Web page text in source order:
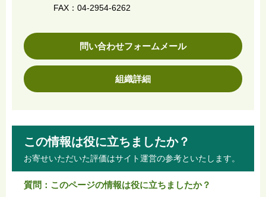
FAX：04-2954-6262
問い合わせフォームメール
組織詳細
この情報は役に立ちましたか？
お寄せいただいた評価はサイト運営の参考といたします。
質問：このページの情報は役に立ちましたか？